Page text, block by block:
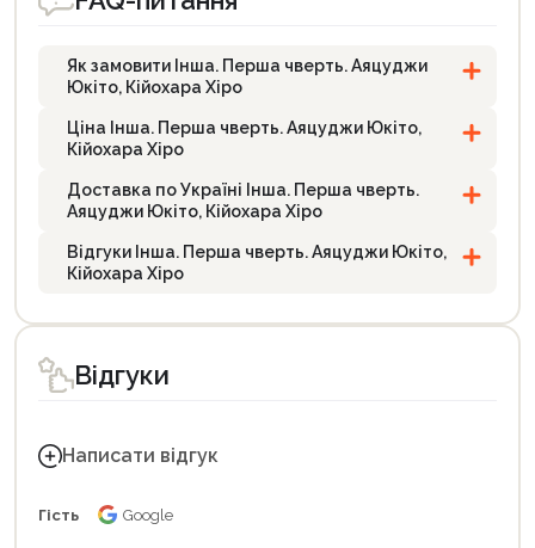
Як замовити Інша. Перша чверть. Аяцуджи
Юкіто, Кійохара Хіро
Ціна Інша. Перша чверть. Аяцуджи Юкіто,
Кійохара Хіро
Доставка по Україні Інша. Перша чверть.
Аяцуджи Юкіто, Кійохара Хіро
Відгуки Інша. Перша чверть. Аяцуджи Юкіто,
Кійохара Хіро
Відгуки
Написати відгук
Гість Google